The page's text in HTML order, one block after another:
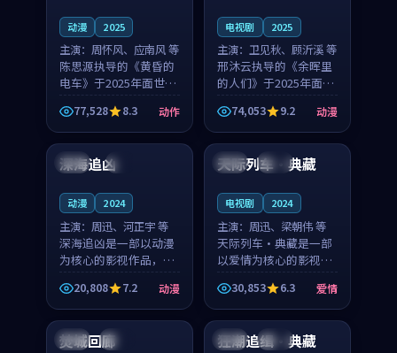
动漫 2025
主演： 周怀风、应南风 等
陈思源执导的《黄昏的
电车》于2025年面世，
日本的城市气质与渔村
故事的人物心境共同构
筑了影片基调。周怀
风、应南风用细腻的表
演撑起整部动作电影，
77,528 8.3 动作
电视剧 2025
主演： 卫见秋、顾沂溪 等
邢沐云执导的《余晖里
的人们》于2025年面
世，泰国的城市气质与
小镇生活的人物心境共
同构筑了影片基调。卫
见秋、顾沂溪用细腻的
表演撑起整部动漫电
74,053 9.2 动漫
英国 4K
深海追凶
动漫 2024
主演： 周迅、河正宇 等
深海追凶是一部以动漫
为核心的影视作品，围
绕危机、反转与人物成
长展开，整体节奏紧
凑，值得推荐观看。
20,808 7.2 动漫
法国 高分
天际列车·典藏
电视剧 2024
主演： 周迅、梁朝伟 等
天际列车·典藏是一部
以爱情为核心的影视作
品，围绕危机、反转与
人物成长展开，整体节
奏紧凑，值得推荐观
看。
30,853 6.3 爱情
泰国 院线
焚城回廊 英国 独播
狂潮追缉·典藏